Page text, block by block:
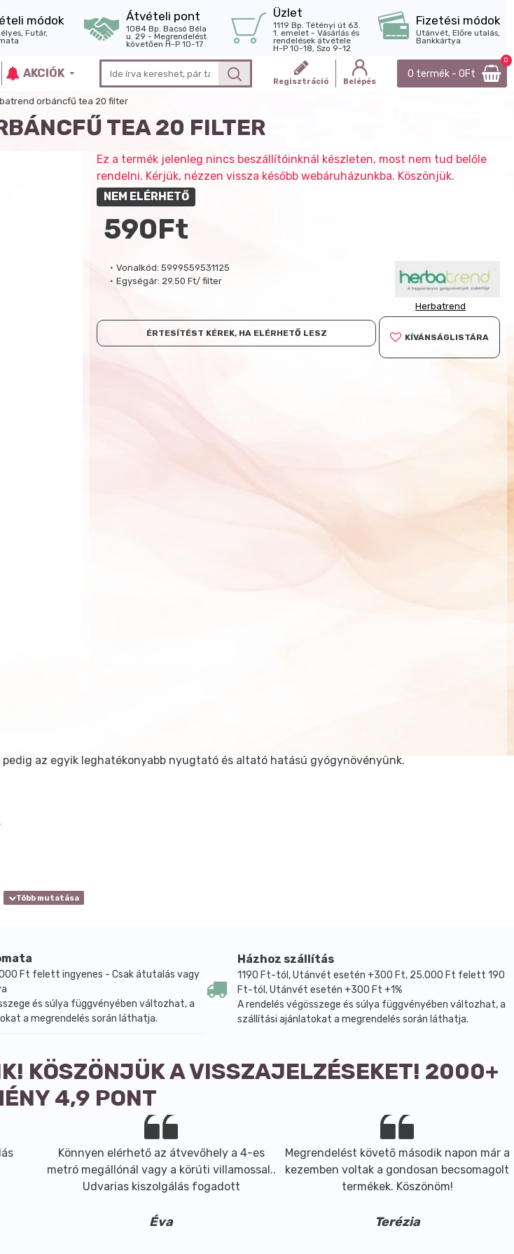
módok
Futár,
Átvételi pont
1084 Bp. Bacsó Béla
u. 29 - Megrendelést
követően H-P 10-17
Üzlet
1119 Bp. Tétényi út 63.
1. emelet - Vásárlás és
rendelések átvétele
H-P 10-18, Szo 9-12
Fizetési módok
Utánvét, Előre utalás,
Bankkártya
AKCIÓK
Regisztráció Belépés
0 termék - 0Ft
0
orbáncfű tea 20 filter
TEA 20 FILTER
Ez a termék jelenleg nincs beszállítóinknál készleten, most nem tud belőle
rendelni. Kérjük, nézzen vissza később webáruházunkba. Köszönjük.
Vonalkód: 5999559531125
Egységár: 29.50 Ft/ filter
Herbatrend
NEM ELÉRHETŐ
590Ft
ÉRTESÍTÉST KÉREK, HA ELÉRHETŐ LESZ KÍVÁNSÁGLISTÁRA
az egyik leghatékonyabb nyugtató és altató hatású gyógynövényünk.
Ft felett ingyenes - Csak átutalás vagy
és súlya függvényében változhat, a
a megrendelés során láthatja.
Házhoz szállítás
1190 Ft-tól, Utánvét esetén +300 Ft, 25.000 Ft felett 190
Ft-tól, Utánvét esetén +300 Ft +1%
A rendelés végösszege és súlya függvényében változhat, a
szállítási ajánlatokat a megrendelés során láthatja.
KÖSZÖNJÜK A VISSZAJELZÉSEKET! 2000+
4,9 PONT
Könnyen elérhető az átvevőhely a 4-es
metró megállónál vagy a körúti villamossal..
Udvarias kiszolgálás fogadott
Éva
Megrendelést követő második napon már a
kezemben voltak a gondosan becsomagolt
termékek. Köszönöm!
Terézia